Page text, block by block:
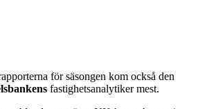
för säsongen kom också den
fastighetsanalytiker mest.